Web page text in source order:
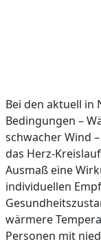
Bei den aktuell in
Bedingungen –
schwacher Wind
das Herz-
Ausmaß eine
individuellen
wärmere
Personen mit